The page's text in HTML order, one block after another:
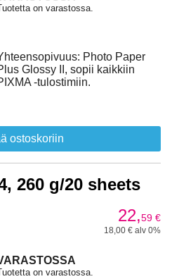
on varastossa.
Photo Paper
Glossy II, sopii kaikkiin
-tulostimiin.
ostoskoriin
260 g/20 sheets
22,59 €
18,00 € alv 0%
on varastossa.